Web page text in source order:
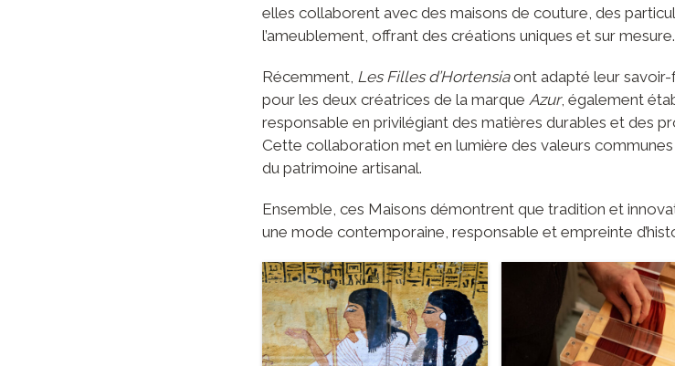
elles collaborent avec des maisons de couture, des
l’ameublement, offrant des créations uniques et sur mesure.
Récemment, Les Filles d’Hortensiaont adapté leur savoir-
pour les deux créatrices de la marque Azur, également
responsable en privilégiant des matières durables et des
Cette collaboration met en lumière des valeurs
du patrimoine artisanal.
Ensemble, ces Maisons démontrent que tradition et
une mode contemporaine, responsable et empreinte